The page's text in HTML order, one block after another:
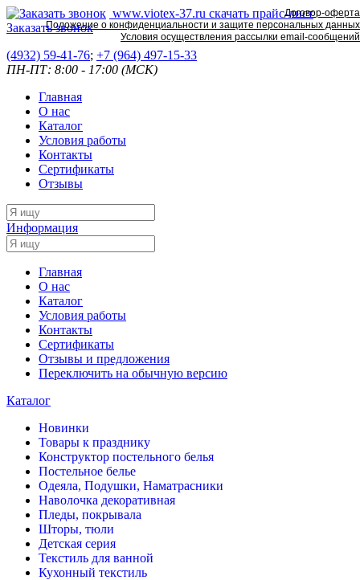
www.viotex-37.ru скачать прайс-лист
Заказать звонок
(4932) 59-41-76; +7 (964) 497-15-33
ПН-ПТ: 8:00 - 17:00 (МСК)
Главная
О нас
Каталог
Условия работы
Контакты
Сертификаты
Отзывы
Информация
Главная
О нас
Каталог
Условия работы
Контакты
Сертификаты
Отзывы и предложения
Переключить на обычную версию
Каталог
Новинки
Товары к празднику
Конструктор постельного белья
Постельное белье
Одеяла, Подушки, Наматрасники
Наволочка декоративная
Пледы, покрывала
Шторы, тюли
Детская серия
Текстиль для ванной
Кухонный текстиль
Договор-оферта
Положение о конфиденциальности и защите персональных данных
Условия осуществления рассылки email-сообщений